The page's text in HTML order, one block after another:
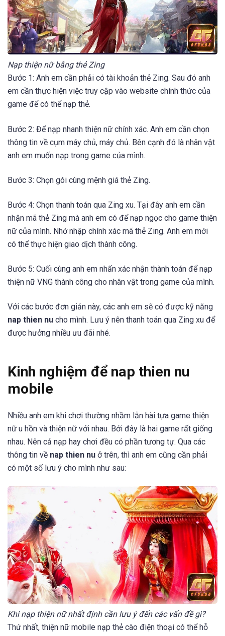
Nạp thiện nữ bằng thẻ Zing
Bước 1: Anh em cần phải có tài khoản thẻ Zing. Sau đó anh
em cần thực hiện việc truy cập vào website chính thức của
game để có thể nạp thẻ.
Bước 2: Để nạp nhanh thiện nữ chính xác. Anh em cần chọn
thông tin về cụm máy chủ, máy chủ. Bên cạnh đó là nhân vật
anh em muốn nạp trong game của mình.
Bước 3: Chọn gói cùng mệnh giá thẻ Zing.
Bước 4: Chọn thanh toán qua Zing xu. Tại đây anh em cần
nhận mã thẻ Zing mà anh em có để nạp ngọc cho game thiện
nữ của mình. Nhớ nhập chính xác mã thẻ Zing. Anh em mới
có thể thực hiện giao dịch thành công.
Bước 5: Cuối cùng anh em nhấn xác nhận thành toán để nạp
thiện nữ VNG thành công cho nhân vật trong game của mình.
Với các bước đơn giản này, các anh em sẽ có được kỹ năng
nap thien nu cho mình. Lưu ý nên thanh toán qua Zing xu để
được hưởng nhiều ưu đãi nhé.
Kinh nghiệm để nap thien nu
mobile
Nhiều anh em khi chơi thường nhầm lẫn hài tựa game thiện
nữ u hồn và thiện nữ với nhau. Bởi đây là hai game rất giống
nhau. Nên cả nạp hay chơi đều có phần tương tự. Qua các
thông tin về nap thien nu ở trên, thì anh em cũng cần phải
có một số lưu ý cho mình như sau:
Khi nạp thiện nữ nhất định cần lưu ý đến các vấn đề gì?
Thứ nhất, thiện nữ mobile nạp thẻ cào điện thoại có thể hỗ